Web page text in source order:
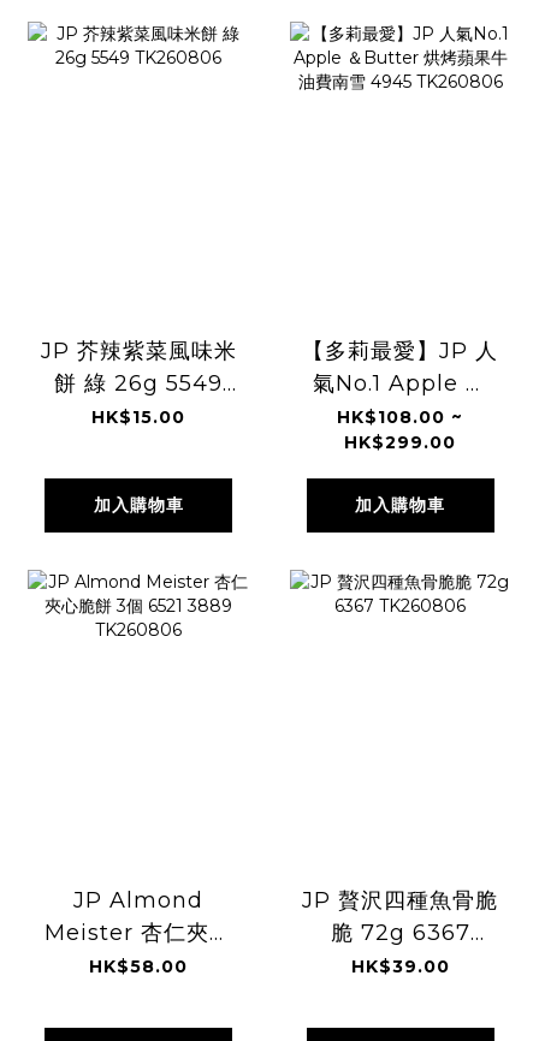
JP 芥辣紫菜風味米
餅 綠 26g 5549
TK260806
HK$15.00
加入購物車
【多莉最愛】JP 人
氣No.1 Apple ＆
Butter 烘烤蘋果牛
油費南雪 4945
TK260806
HK$108.00 ~
HK$299.00
加入購物車
JP Almond
Meister 杏仁夾心
脆餅 3個 6521
HK$58.00
JP 贅沢四種魚骨脆
脆 72g 6367
TK260806
HK$39.00